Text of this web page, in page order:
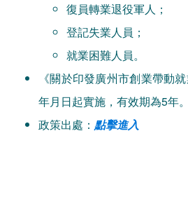
復員轉業退役軍人；
登記失業人員；
就業困難人員。
《關於印發廣州市創業帶動
年月日起實施，有效期為5年。
政策出處： 點擊進入